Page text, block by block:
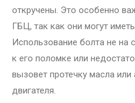
откручены. Это особенно
ГБЦ, так как они могут
Использование болта не на
к его поломке или
вызовет протечку масла
двигателя.